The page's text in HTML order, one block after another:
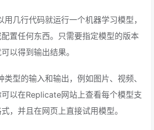
几行代码就运行一个机器学习模型，
置任何东西。只需要指定模型的版本
以得到输出结果。
型的输入和输出，例如图片、视频、
以在Replicate网站上查看每个模型支
，并且在网页上直接试用模型。